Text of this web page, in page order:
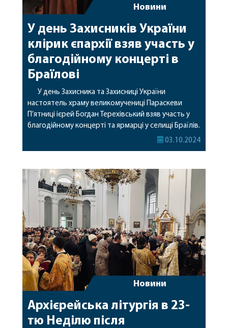
Новини
У день Захисників України
клірик єпархії взяв участь у
благодійному концерті в
Браїлові
У день Захисника та Захисниці України
настоятель храму великомучениці Параскеви
П’ятниці ієрей Богдан Терехівський взяв участь у
благодійному концерті та ярмарці у селищі Браїлів.
Декілька заходів відбулися у цей день в Браїлові –
Героїв, а творчі колективи презентували
благодійний концерт та ярмарок на […]
03.10.2024
Новини
Архієрейська літургія в 23-
тю Неділю після